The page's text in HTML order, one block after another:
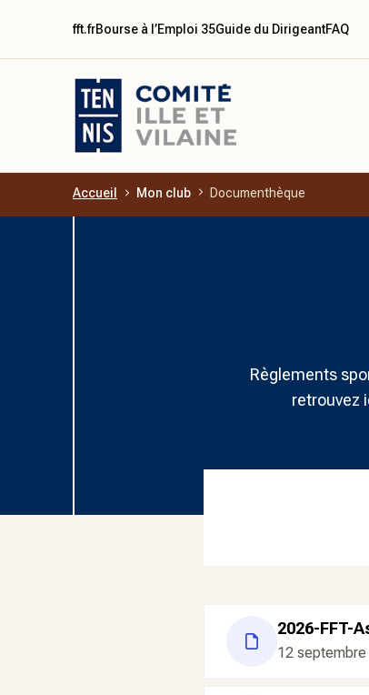
Aller au contenu principal
fft.frBourse à l’Emploi 35Guide du DirigeantFAQ
Accueil Mon club Documenthèque
Règlements
retrouvez
2026-FFT-
12